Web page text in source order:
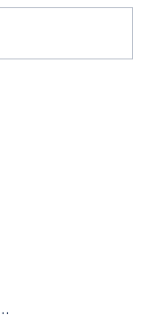
Как да
и